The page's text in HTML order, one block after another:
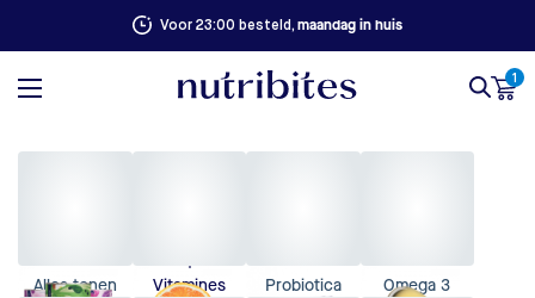
100% succesgarantie. Niet goed, geld terug
1
Alles tonen Vitamines Probiotica Omega 3